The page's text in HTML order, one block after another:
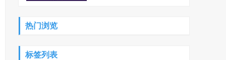
热门浏览
标签列表